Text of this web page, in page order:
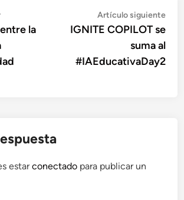
Artículo
anterior:
la
Artículo siguiente
IGNITE COPILOT se
suma al
#IAEducativaDay2
estarconectado para publicar un